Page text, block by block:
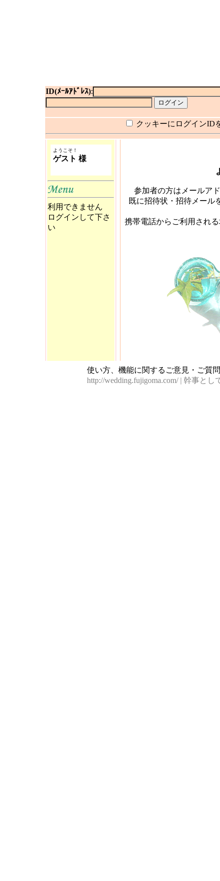
ID(ﾒｰﾙｱﾄﾞﾚｽ):
クッキーにログインID
ようこそ！
ゲスト 様
利用できません
ログインして下さ
い
参加者の方はメールア
既に招待状・招待メール
携帯電話からご利用され
使い方、機能に関するご意見・ご質
http://wedding.fujigoma.com/ | 幹事と